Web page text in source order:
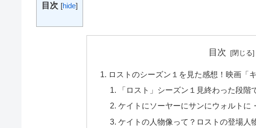
目次 [hide]
目次
ロストのシーズン１を見た感想！映画「
「ロスト」シーズン１見終わった段
ケイトにソーヤーにサンにウォルトに
ケイトの人物像って？ロストの登場人